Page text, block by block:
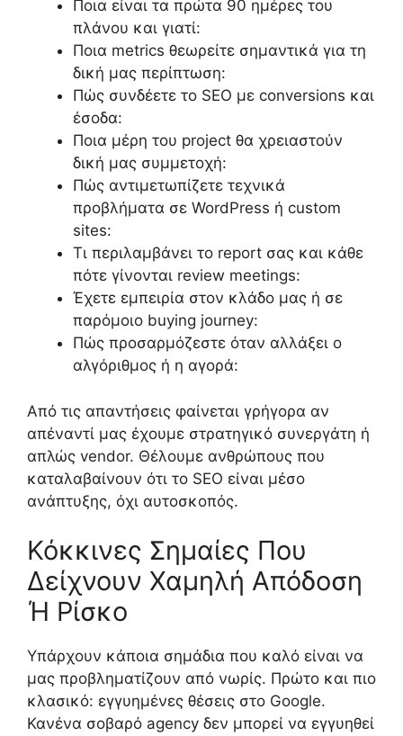
Ποια είναι τα πρώτα 90 ημέρες του
πλάνου και γιατί:
Ποια metrics θεωρείτε σημαντικά για τη
δική μας περίπτωση:
Πώς συνδέετε το SEO με conversions και
έσοδα:
Ποια μέρη του project θα χρειαστούν
δική μας συμμετοχή:
Πώς αντιμετωπίζετε τεχνικά
προβλήματα σε WordPress ή custom
sites:
Τι περιλαμβάνει το report σας και κάθε
πότε γίνονται review meetings:
Έχετε εμπειρία στον κλάδο μας ή σε
παρόμοιο buying journey:
Πώς προσαρμόζεστε όταν αλλάξει ο
αλγόριθμος ή η αγορά:
Από τις απαντήσεις φαίνεται γρήγορα αν
απέναντί μας έχουμε στρατηγικό συνεργάτη ή
απλώς vendor. Θέλουμε ανθρώπους που
καταλαβαίνουν ότι το SEO είναι μέσο
ανάπτυξης, όχι αυτοσκοπός.
Κόκκινες Σημαίες Που
Δείχνουν Χαμηλή Απόδοση
Ή Ρίσκο
Υπάρχουν κάποια σημάδια που καλό είναι να
μας προβληματίζουν από νωρίς. Πρώτο και πιο
κλασικό: εγγυημένες θέσεις στο Google.
Κανένα σοβαρό agency δεν μπορεί να εγγυηθεί